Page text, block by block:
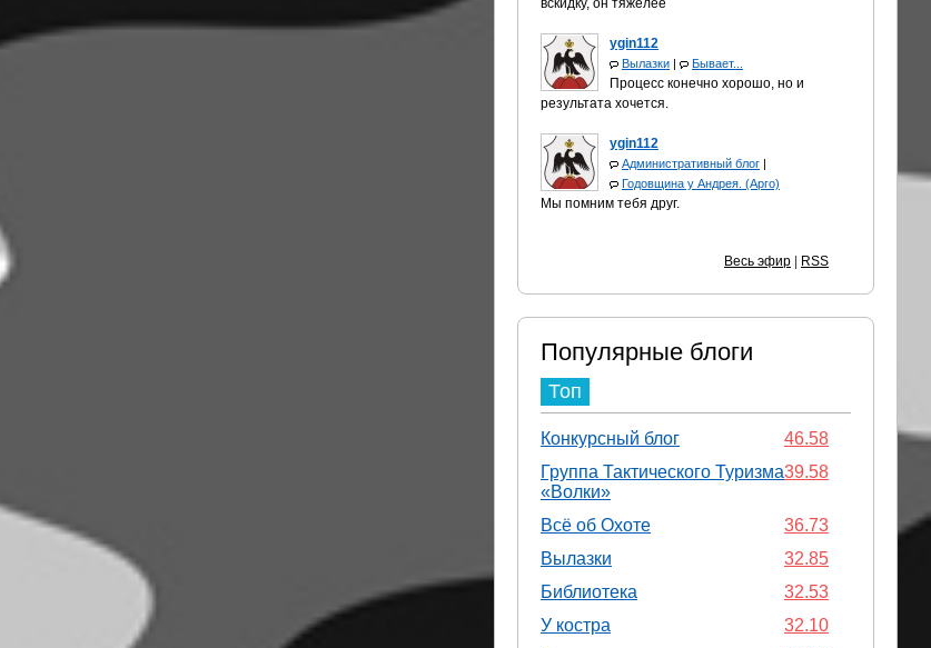
вскидку, он тяжелее
ygin112
Вылазки | Бывает...
Процесс конечно хорошо, но и
результата хочется.
ygin112
Административный блог |
Годовщина у Андрея. (Арго)
Мы помним тебя друг.
Весь эфир RSS
Популярные блоги
Топ
46.58
Конкурсный блог
39.58
Группа Тактического Туризма
«Волки»
36.73
Всё об Охоте
32.85
Вылазки
32.53
Библиотека
32.10
У костра